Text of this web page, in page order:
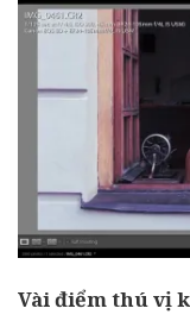
Vài điểm thú vị